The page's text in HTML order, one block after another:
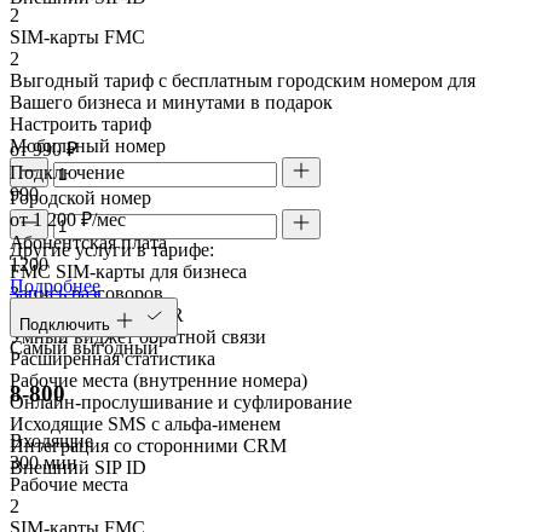
2
SIM-карты FMC
2
Выгодный тариф с бесплатным городским номером для
Вашего бизнеса и минутами в подарок
Настроить тариф
Мобильный номер
Городской номер
Другие услуги в тарифе:
FMC SIM-карты для бизнеса
Запись разговоров
Голосовое меню IVR
Умный виджет обратной связи
Расширенная статистика
Рабочие места (внутренние номера)
Онлайн-прослушивание и суфлирование
Исходящие SMS с альфа-именем
Интеграция со сторонними CRM
Внешний SIP ID
от 990 ₽
Подключение
990
от 1 200 ₽/мес
Абонентская плата
1200
Подробнее
Подключить
Самый выгодный
8-800
Входящие
300 мин
Рабочие места
2